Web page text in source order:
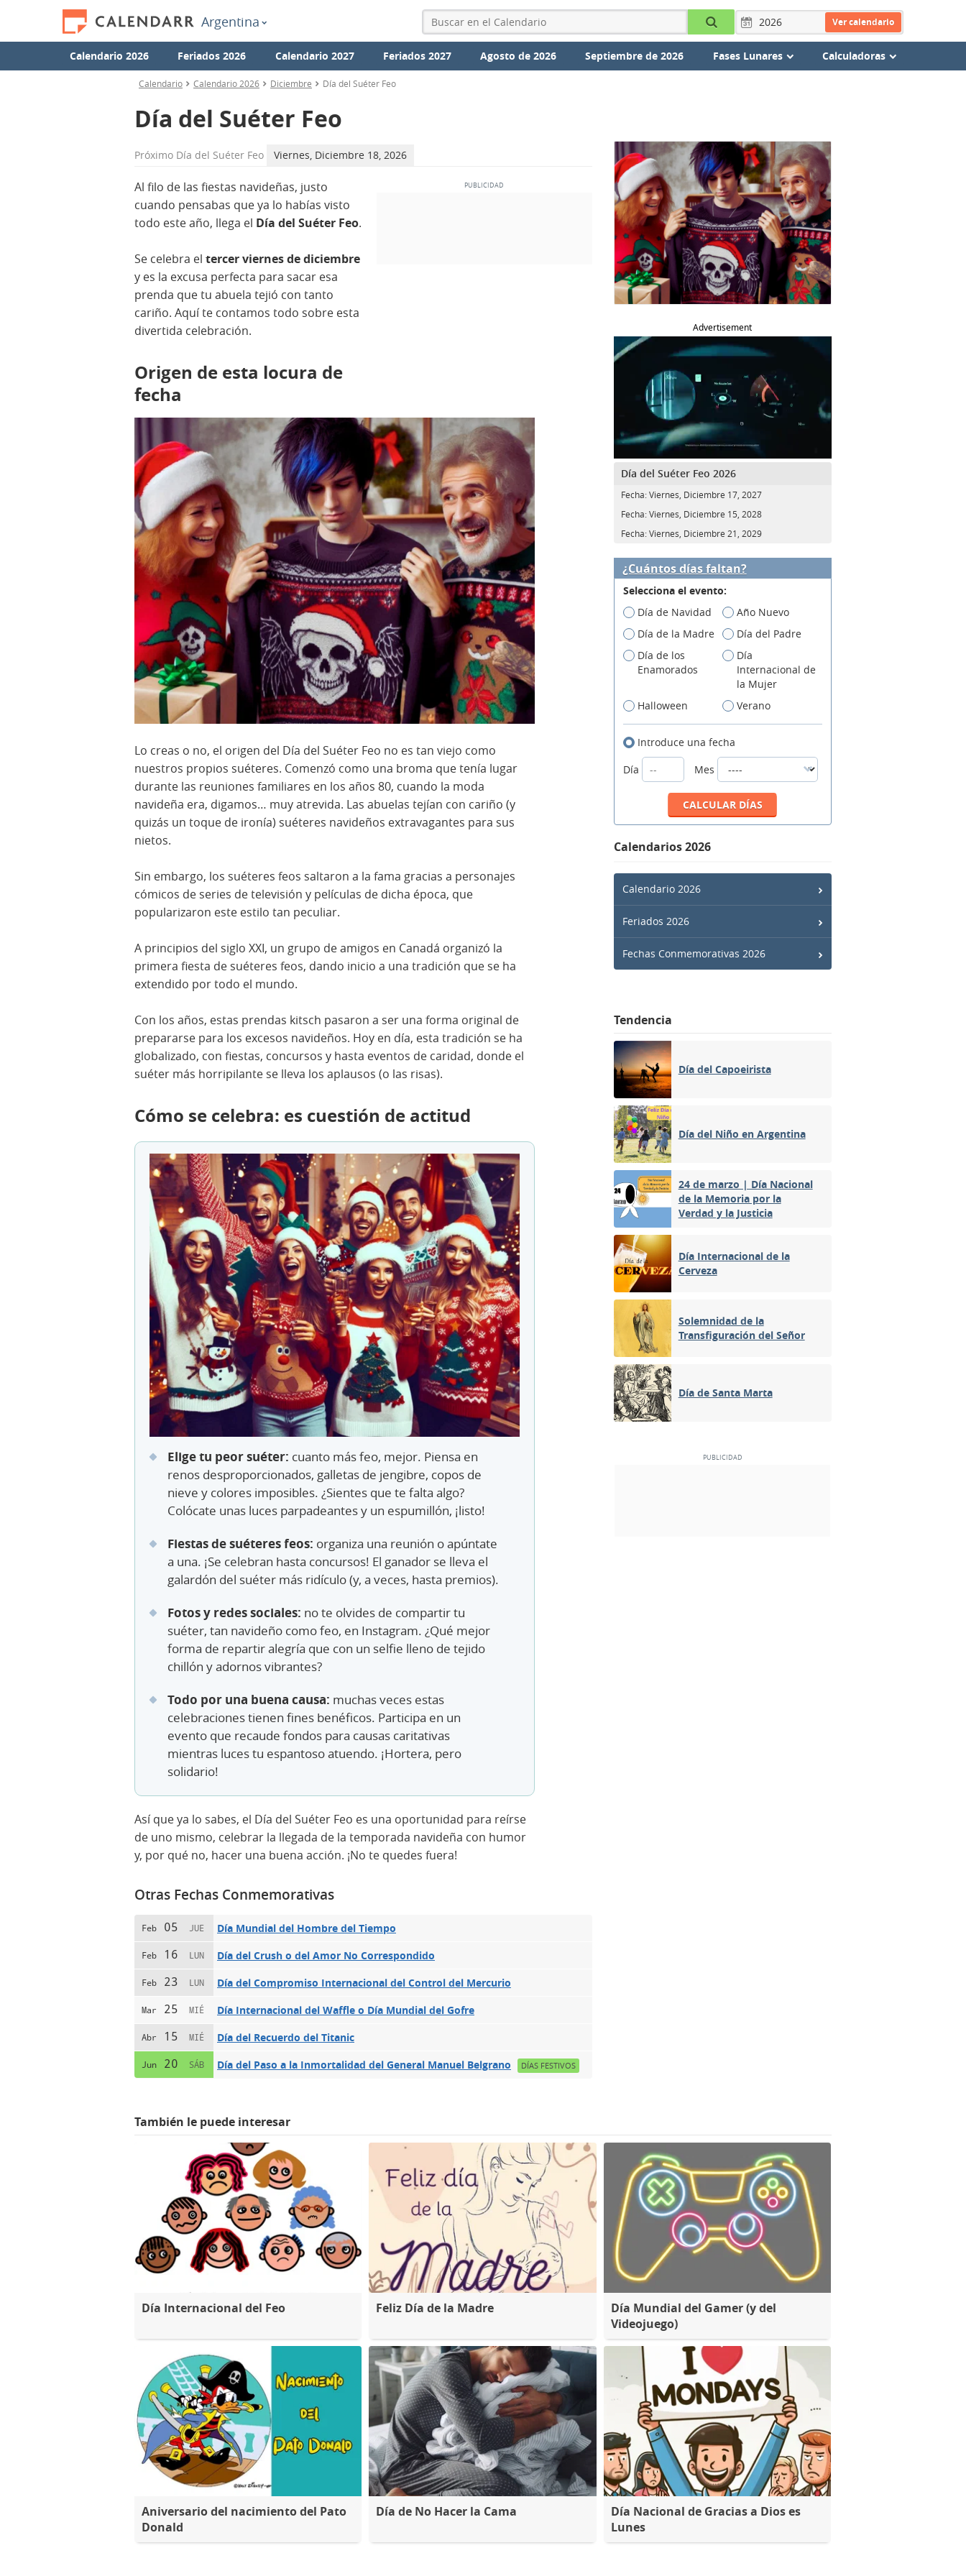
Argentina Ver calendario
Calendario 2026 Feriados 2026 Calendario 2027 Feriados 2027 Agosto de 2026 Septiembre de 2026 Fases Lunares Calculadoras
Calendario Calendario 2026 Diciembre Día del Suéter Feo
Día del Suéter Feo
Próximo Día del Suéter Feo Viernes, Diciembre 18, 2026
Al filo de las fiestas navideñas, justo
cuando pensabas que ya lo habías visto
todo este año, llega el Día del Suéter Feo.
Se celebra el tercer viernes de diciembre
y es la excusa perfecta para sacar esa
prenda que tu abuela tejió con tanto
cariño. Aquí te contamos todo sobre esta
divertida celebración.
Origen de esta locura de
fecha
Lo creas o no, el origen del Día del Suéter Feo no es tan viejo como
nuestros propios suéteres. Comenzó como una broma que tenía lugar
durante las reuniones familiares en los años 80, cuando la moda
navideña era, digamos… muy atrevida. Las abuelas tejían con cariño (y
quizás un toque de ironía) suéteres navideños extravagantes para sus
nietos.
Sin embargo, los suéteres feos saltaron a la fama gracias a personajes
cómicos de series de televisión y películas de dicha época, que
popularizaron este estilo tan peculiar.
A principios del siglo XXI, un grupo de amigos en Canadá organizó la
primera fiesta de suéteres feos, dando inicio a una tradición que se ha
extendido por todo el mundo.
Con los años, estas prendas kitsch pasaron a ser una forma original de
prepararse para los excesos navideños. Hoy en día, esta tradición se ha
globalizado, con fiestas, concursos y hasta eventos de caridad, donde el
suéter más horripilante se lleva los aplausos (o las risas).
Cómo se celebra: es cuestión de actitud
Elige tu peor suéter: cuanto más feo, mejor. Piensa en
renos desproporcionados, galletas de jengibre, copos de
nieve y colores imposibles. ¿Sientes que te falta algo?
Colócate unas luces parpadeantes y un espumillón, ¡listo!
Fiestas de suéteres feos: organiza una reunión o apúntate
a una. ¡Se celebran hasta concursos! El ganador se lleva el
galardón del suéter más ridículo (y, a veces, hasta premios).
Fotos y redes sociales: no te olvides de compartir tu
suéter, tan navideño como feo, en Instagram. ¿Qué mejor
forma de repartir alegría que con un selfie lleno de tejido
chillón y adornos vibrantes?
Todo por una buena causa: muchas veces estas
celebraciones tienen fines benéficos. Participa en un
evento que recaude fondos para causas caritativas
mientras luces tu espantoso atuendo. ¡Hortera, pero
solidario!
Así que ya lo sabes, el Día del Suéter Feo es una oportunidad para reírse
de uno mismo, celebrar la llegada de la temporada navideña con humor
y, por qué no, hacer una buena acción. ¡No te quedes fuera!
Otras Fechas Conmemorativas
Feb 05 JUE Día Mundial del Hombre del Tiempo
Feb 16 LUN Día del Crush o del Amor No Correspondido
Feb 23 LUN Día del Compromiso Internacional del Control del Mercurio
Mar 25 MIÉ Día Internacional del Waffle o Día Mundial del Gofre
Abr 15 MIÉ Día del Recuerdo del Titanic
Jun 20 SÁB Día del Paso a la Inmortalidad del General Manuel Belgrano DÍAS FESTIVOS
Advertisement
Día del Suéter Feo 2026
Fecha: Viernes, Diciembre 17, 2027
Fecha: Viernes, Diciembre 15, 2028
Fecha: Viernes, Diciembre 21, 2029
¿Cuántos días faltan?
Selecciona el evento:
Día de Navidad
Año Nuevo
Día de la Madre
Día del Padre
Día de los
Enamorados
Día
Internacional de
la Mujer
Halloween
Verano
Introduce una fecha
Día
Mes
Calendarios 2026
Calendario 2026
Feriados 2026
Fechas Conmemorativas 2026
Tendencia
Día del Capoeirista
Día del Niño en Argentina
24 de marzo | Día Nacional
de la Memoria por la
Verdad y la Justicia
Día Internacional de la
Cerveza
Solemnidad de la
Transfiguración del Señor
Día de Santa Marta
También le puede interesar
Día Internacional del Feo Feliz Día de la Madre
Día Mundial del Gamer (y del
Videojuego)
Aniversario del nacimiento del Pato
Donald
Día de No Hacer la Cama
Día Nacional de Gracias a Dios es
Lunes